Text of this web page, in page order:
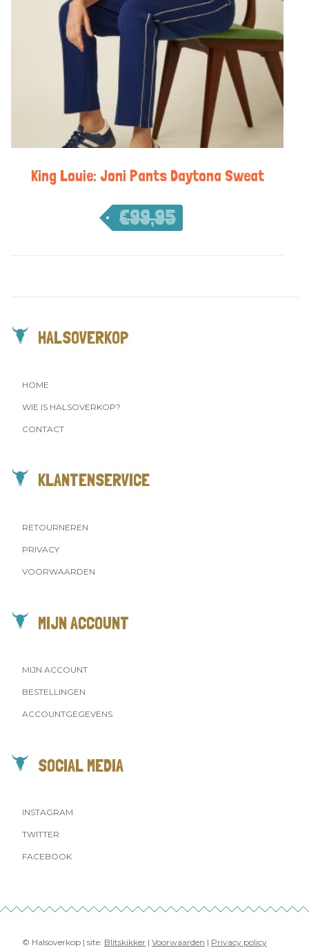
King Louie: Joni Pants Daytona Sweat
€99,95
HALSOVERKOP
HOME
WIE IS HALSOVERKOP?
CONTACT
KLANTENSERVICE
RETOURNEREN
PRIVACY
VOORWAARDEN
MIJN ACCOUNT
MIJN ACCOUNT
BESTELLINGEN
ACCOUNTGEGEVENS
SOCIAL MEDIA
INSTAGRAM
TWITTER
FACEBOOK
© Halsoverkop | site: Blitskikker | Voorwaarden | Privacy policy